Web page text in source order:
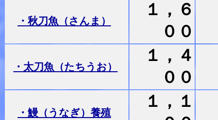
・秋刀魚（さんま）
１，６
００
・太刀魚（たちうお）
１，４
００
・鰻（うなぎ）養殖
１，１